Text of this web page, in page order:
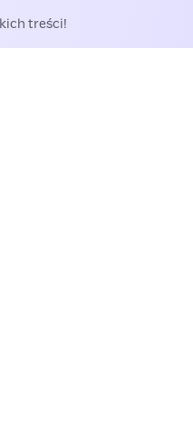
treści!